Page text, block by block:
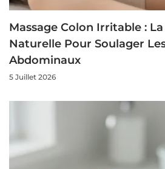
Massage Colon Irritable :
Naturelle Pour Soulager
Abdominaux
5 Juillet 2026